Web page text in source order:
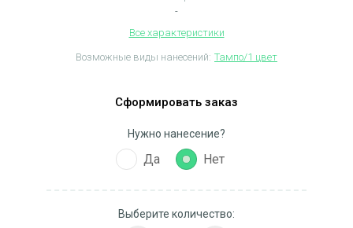
-
Все характеристики
Возможные виды нанесений: Тампо/1 цвет
Сформировать заказ
Нужно нанесение?
Да Нет
Выберите количество: